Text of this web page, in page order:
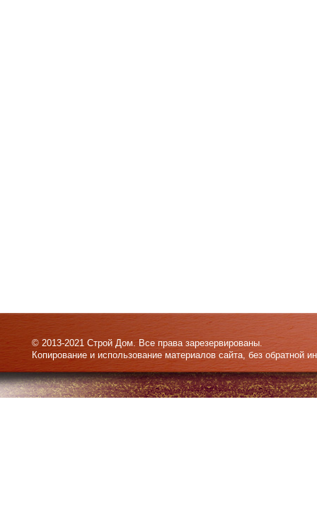
© 2013-2021 Строй Дом. Все права зарезервированы.
Копирование и использование материалов сайта, без обратной